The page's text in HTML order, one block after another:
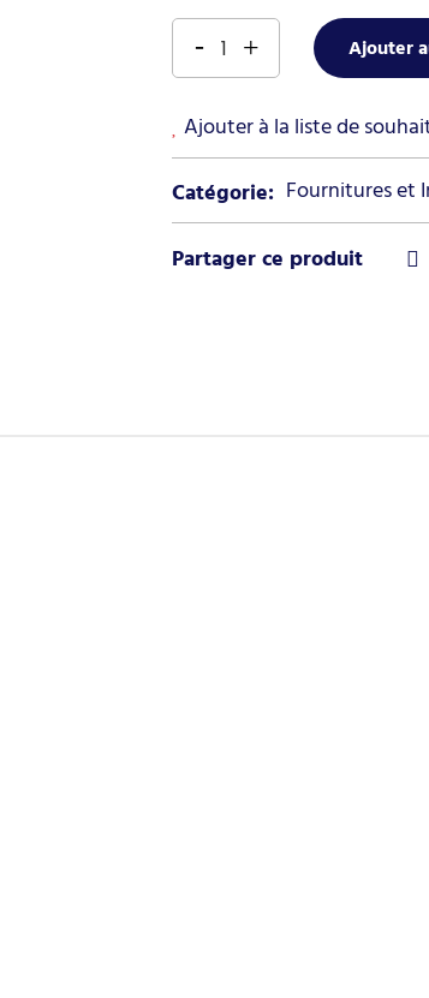
Ajouter
Ajouter à la liste de
Catégorie: Fournitures et